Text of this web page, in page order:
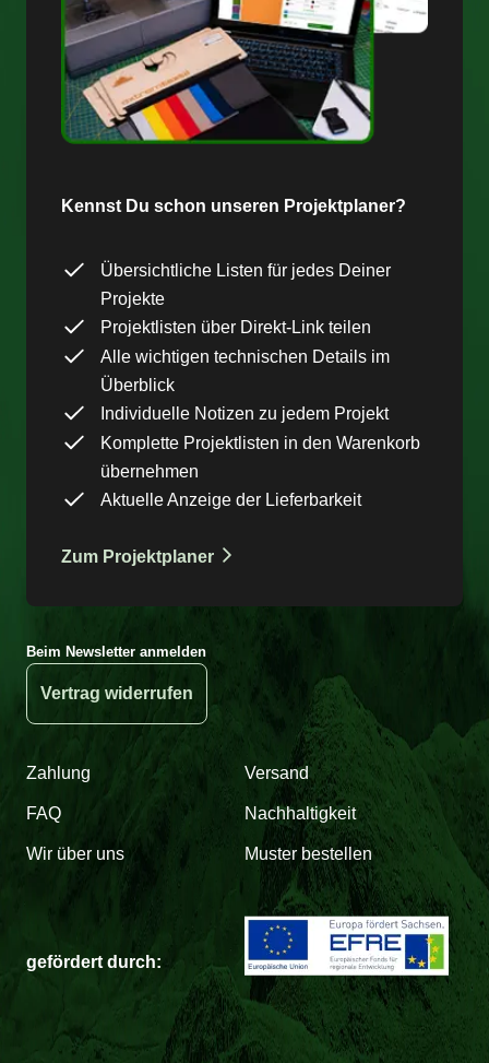
Kennst Du schon unseren Projektplaner?
Übersichtliche Listen für jedes Deiner
Projekte
Projektlisten über Direkt-Link teilen
Alle wichtigen technischen Details im
Überblick
Individuelle Notizen zu jedem Projekt
Komplette Projektlisten in den Warenkorb
übernehmen
Aktuelle Anzeige der Lieferbarkeit
Zum Projektplaner
Beim Newsletter anmelden
Vertrag widerrufen
Zahlung Versand
FAQ Nachhaltigkeit
Wir über uns Muster bestellen
gefördert durch: